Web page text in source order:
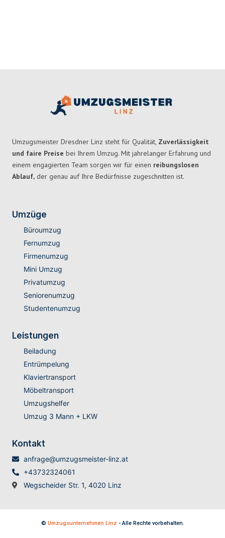
Umzugsmeister Dresdner Linz steht für Qualität, Zuverlässigkeit
und faire Preise bei Ihrem Umzug. Mit jahrelanger Erfahrung und
einem engagierten Team sorgen wir für einen reibungslosen
Ablauf, der genau auf Ihre Bedürfnisse zugeschnitten ist.
Umzüge
Büroumzug
Fernumzug
Firmenumzug
Mini Umzug
Privatumzug
Seniorenumzug
Studentenumzug
Leistungen
Beiladung
Entrümpelung
Klaviertransport
Möbeltransport
Umzugshelfer
Umzug 3 Mann + LKW
Kontakt
anfrage@umzugsmeister-linz.at
+43732324061
Wegscheider Str. 1, 4020 Linz
© Umzugsunternehmen Linz - Alle Rechte vorbehalten.